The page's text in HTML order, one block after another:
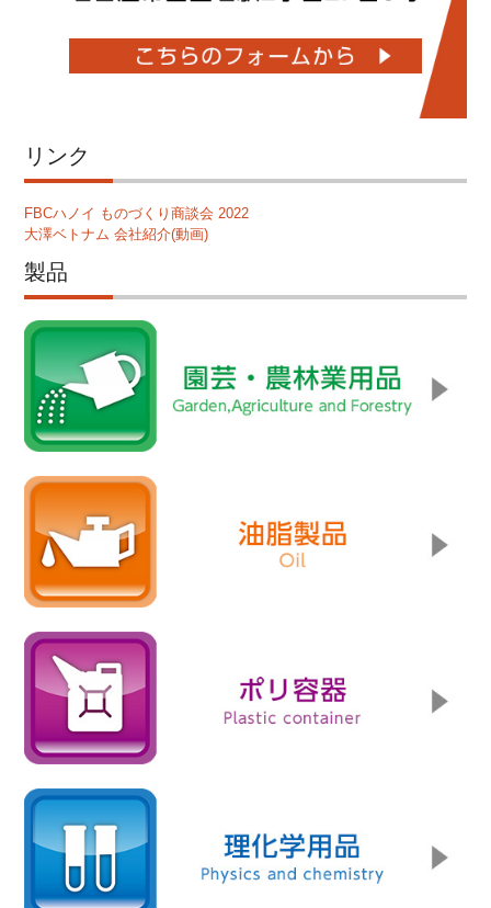
リンク
FBCハノイ ものづくり商談会 2022
大澤ベトナム 会社紹介(動画)
製品